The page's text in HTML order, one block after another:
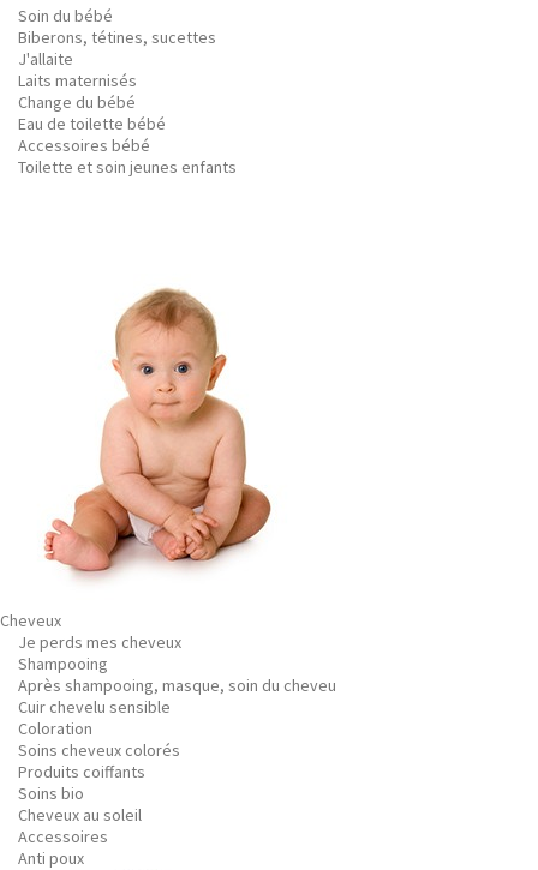
Soin du bébé
Biberons, tétines, sucettes
J'allaite
Laits maternisés
Change du bébé
Eau de toilette bébé
Accessoires bébé
Toilette et soin jeunes enfants
Cheveux
Je perds mes cheveux
Shampooing
Après shampooing, masque, soin du cheveu
Cuir chevelu sensible
Coloration
Soins cheveux colorés
Produits coiffants
Soins bio
Cheveux au soleil
Accessoires
Anti poux